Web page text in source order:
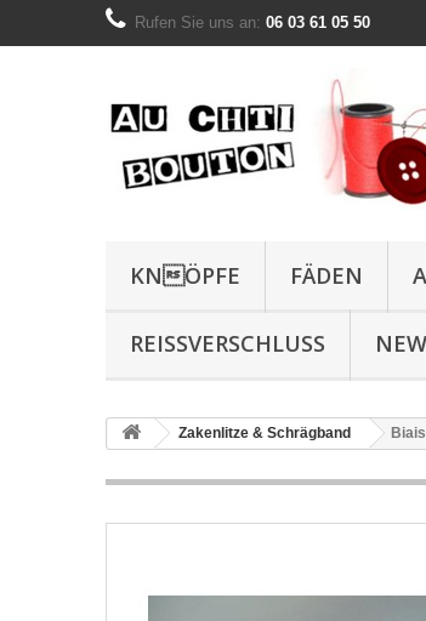
Rufen Sie uns an: 06 03 61 05 50
KNÖPFE FÄDEN
REISSVERSCHLUSS
Zakenlitze & Schrägband